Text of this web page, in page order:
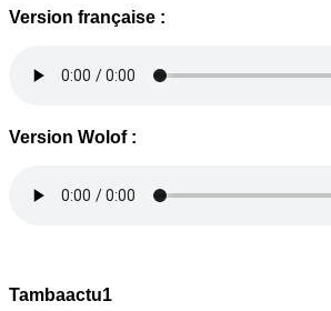
Version française :
Version Wolof :
Tambaactu1